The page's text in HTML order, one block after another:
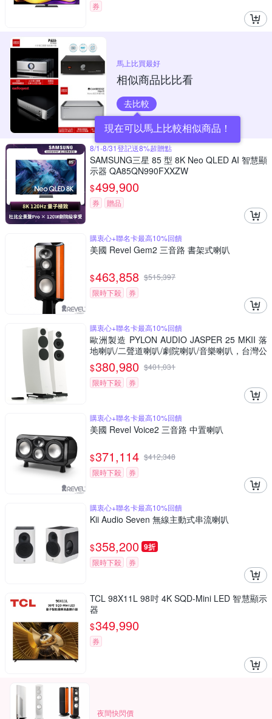
券
馬上比買最好
相似商品比比看
去比較
現在可以馬上比較相似商品！
8/1-8/31登記送8%超贈點
SAMSUNG三星 85 型 8K Neo QLED AI 智慧顯
示器 QA85QN990FXXZW
$499,900
券 贈品
購衷心+聯名卡最高10%回饋
美國 Revel Gem2 三音路 書架式喇叭
$463,858 $515,397
限時下殺
券
購衷心+聯名卡最高10%回饋
歐洲製造 PYLON AUDIO JASPER 25 MKII 落
地喇叭/二聲道喇叭/劇院喇叭/音樂喇叭，台灣公
司貨，一對二支
$380,980 $401,031
限時下殺
券
購衷心+聯名卡最高10%回饋
美國 Revel Voice2 三音路 中置喇叭
$371,114 $412,348
限時下殺
券
購衷心+聯名卡最高10%回饋
Kii Audio Seven 無線主動式串流喇叭
$358,200 9折
限時下殺 券
TCL 98X11L 98吋 4K SQD-Mini LED 智慧顯示
器
$349,990
券
夜間快閃價